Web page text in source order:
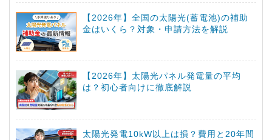
【2026年】全国の太陽光(蓄電池)の補助
金はいくら？対象・申請方法を解説
【2026年】太陽光パネル発電量の平均
は？初心者向けに徹底解説
太陽光発電10kW以上は損？費用と20年間